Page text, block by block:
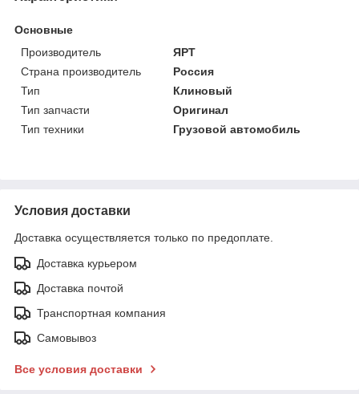
Основные
Производитель
ЯРТ
Страна производитель
Россия
Тип
Клиновый
Тип запчасти
Оригинал
Тип техники
Грузовой автомобиль
Условия доставки
Доставка осуществляется только по предоплате.
Доставка курьером
Доставка почтой
Транспортная компания
Самовывоз
Все условия доставки